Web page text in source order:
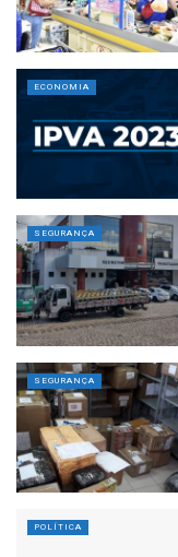
ECONOMIA
SEGURANÇA
SEGURANÇA
POLÍTICA